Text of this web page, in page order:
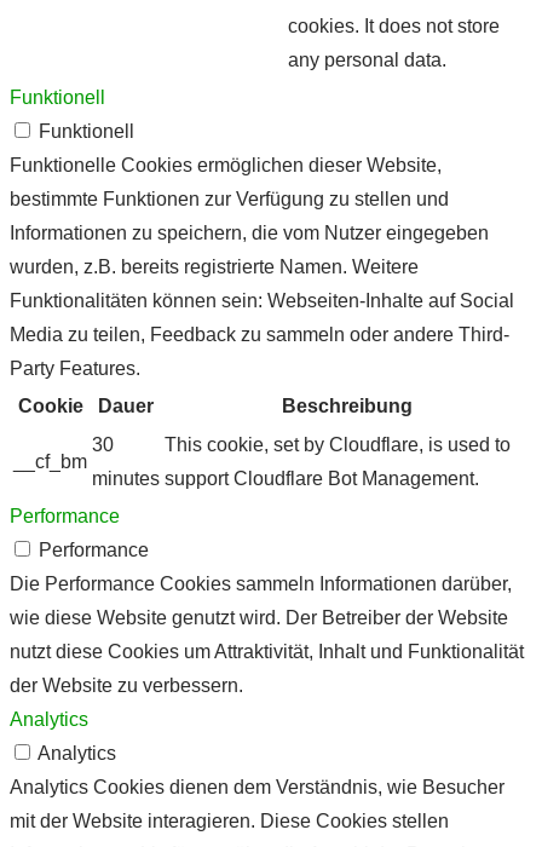
cookies. It does not store
any personal data.
Funktionell
Funktionell
Funktionelle Cookies ermöglichen dieser Website,
bestimmte Funktionen zur Verfügung zu stellen und
Informationen zu speichern, die vom Nutzer eingegeben
wurden, z.B. bereits registrierte Namen. Weitere
Funktionalitäten können sein: Webseiten-Inhalte auf Social
Media zu teilen, Feedback zu sammeln oder andere Third-
Party Features.
Cookie
Dauer Beschreibung
__cf_bm
30
minutes
This cookie, set by Cloudflare, is used to
support Cloudflare Bot Management.
Performance
Performance
Die Performance Cookies sammeln Informationen darüber,
wie diese Website genutzt wird. Der Betreiber der Website
nutzt diese Cookies um Attraktivität, Inhalt und Funktionalität
der Website zu verbessern.
Analytics
Analytics
Analytics Cookies dienen dem Verständnis, wie Besucher
mit der Website interagieren. Diese Cookies stellen